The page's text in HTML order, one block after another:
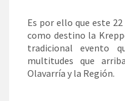
Es por ello que este
como destino la
tradicional evento
multitudes que
Olavarría y la Región.